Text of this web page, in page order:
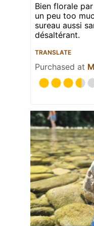
Bien florale
un peu too
sureau aussi
désaltérant.
TRANSLATE
Purchased at